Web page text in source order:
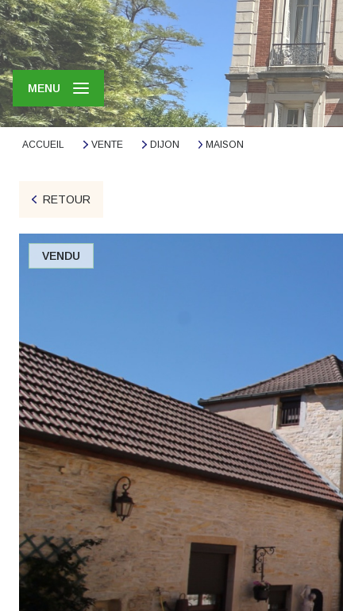
MENU
ACCUEIL VENTE DIJON MAISON
RETOUR
VENDU